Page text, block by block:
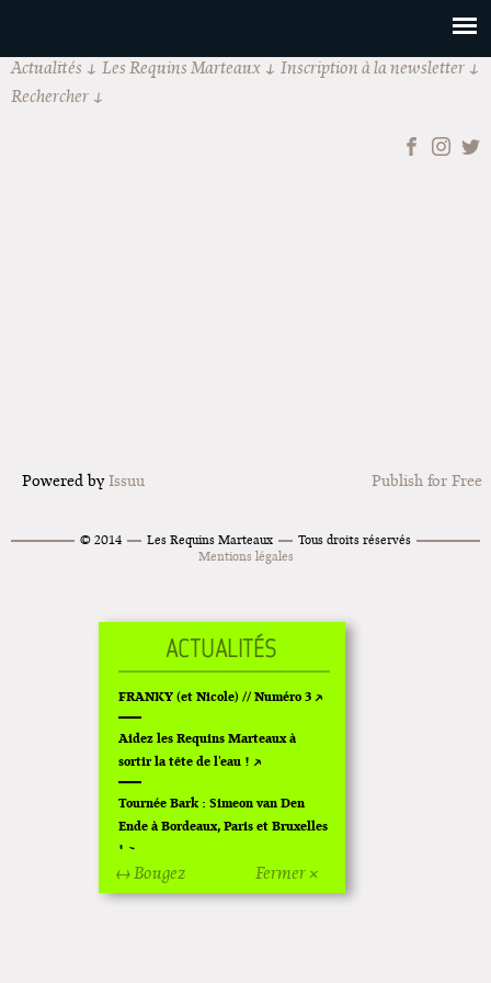
Actualités Les Requins Marteaux
Inscription à la newsletter
Rechercher
Powered byIssuu Publish for Free
© 2014 Les Requins Marteaux
Tous droits réservés
Mentions légales
Fermer ×
↔ Bougez
FRANKY (et Nicole) // Numéro 3
Aidez les Requins Marteaux à
sortir la tête de l'eau !
Tournée Bark : Simeon van Den
Ende à Bordeaux, Paris et Bruxelles
!
Off Of Off d'Angoulême 2024